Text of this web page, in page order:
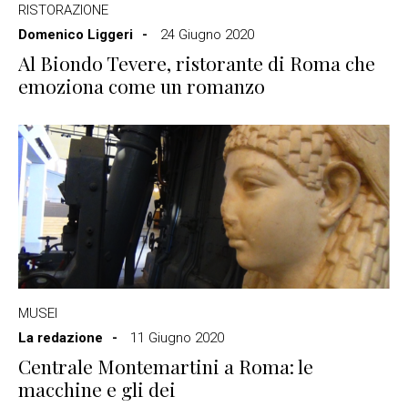
RISTORAZIONE
Domenico Liggeri
24 Giugno 2020
Al Biondo Tevere, ristorante di Roma che
emoziona come un romanzo
MUSEI
La redazione
11 Giugno 2020
Centrale Montemartini a Roma: le
macchine e gli dei